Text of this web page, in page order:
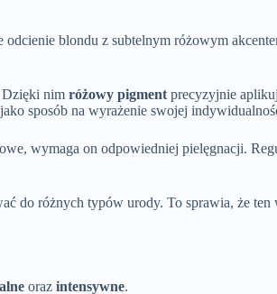
odcienie blondu z subtelnym różowym
Dzięki nim różowy pigment precyzyjnie
sposób na wyrażenie swojej
wymaga on odpowiedniej pielęgnacji.
do różnych typów urody. To sprawia, że
oraz intensywne.